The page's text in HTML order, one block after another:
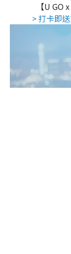
【U GO
> 打卡即